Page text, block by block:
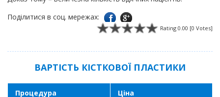
Поділитися в соц. мережах:
Rating 0.00 [0 Votes]
ВАРТІСТЬ КІСТКОВОЇ ПЛАСТИКИ
Процедура Ціна